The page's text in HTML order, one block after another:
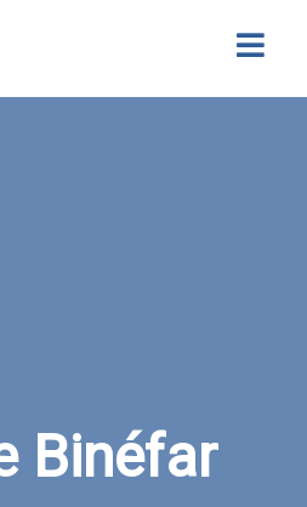
Binéfar